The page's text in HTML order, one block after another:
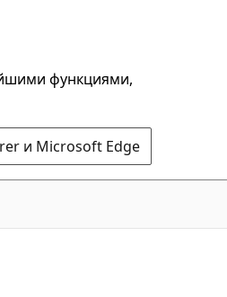
функциями,
и Microsoft Edge